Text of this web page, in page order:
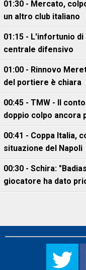
01:30 - Mercato,
un altro club italiano
01:15 - L'infortunio
centrale difensivo
01:00 - Rinnovo
del portiere è chiara
00:45 - TMW - Il
doppio colpo ancora
00:41 - Coppa Italia,
situazione del Napoli
00:30 - Schira:
giocatore ha dato